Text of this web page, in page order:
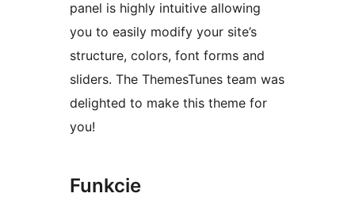
panel is highly intuitive allowing
you to easily modify your site’s
structure, colors, font forms and
sliders. The ThemesTunes team was
delighted to make this theme for
you!
Funkcie